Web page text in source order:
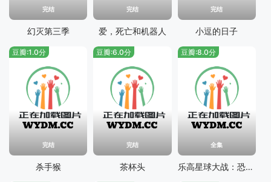
完结
幻灭第三季
完结
爱，死亡和机器人
完结
小逗的日子
完结
豆瓣:1.0分
杀手猴
完结
豆瓣:6.0分
茶杯头
全集
豆瓣:8.0分
乐高星球大战：恐怖故事